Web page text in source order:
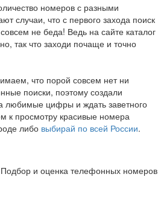
номеров с разными
случаи, что с первого захода поиск
не беда! Ведь на сайте каталог
так что заходи почаще и точно
что порой совсем нет ни
поиски, поэтому создали
любимые цифры и ждать заветного
к просмотру красивые номера
либо выбирай по всей России.
Подбор и оценка телефонных номеров